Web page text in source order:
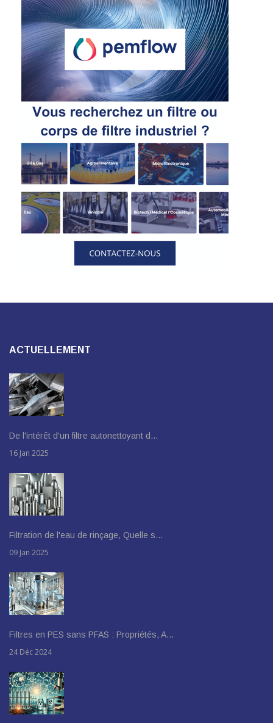
ACTUELLEMENT
De l'intérêt d'un filtre autonettoyant d…
16 Jan 2025
Filtration de l'eau de rinçage, Quelle s…
09 Jan 2025
Filtres en PES sans PFAS : Propriétés, A…
24 Déc 2024